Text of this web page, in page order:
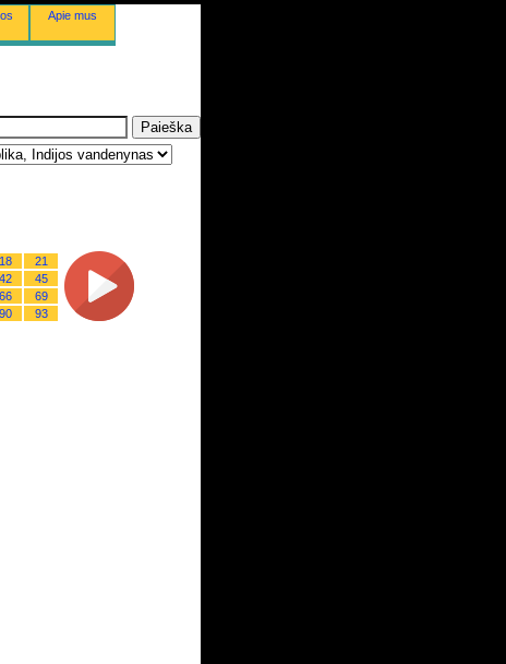
Apie mus
18
21
42
45
66
69
90 93